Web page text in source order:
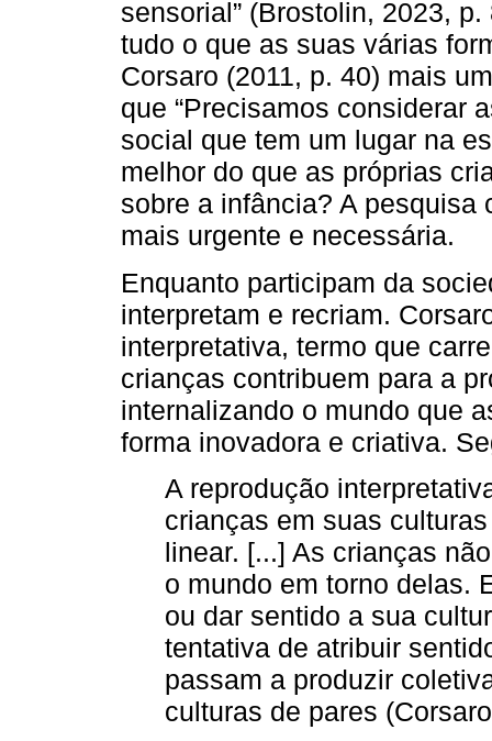
sensorial” (Brostolin, 2023,
tudo o que as suas várias
Corsaro (2011, p. 40) mais
que “Precisamos considerar
social que tem um lugar na
melhor do que as próprias
sobre a infância? A
mais urgente e necessária.
Enquanto participam da
interpretam e recriam.
interpretativa, termo que
crianças contribuem para a
internalizando o mundo que
forma inovadora e criativa.
A reprodução
crianças em suas
linear. [...] As crianças
o mundo em torno delas.
ou dar sentido a sua
tentativa de atribuir
passam a produzir
culturas de pares